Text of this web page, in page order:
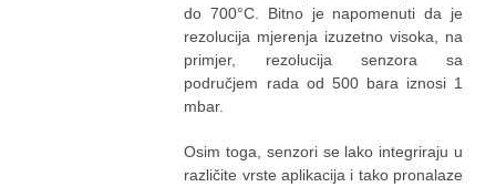
do 700°C. Bitno je napomenuti da je
rezolucija mjerenja izuzetno visoka, na
primjer, rezolucija senzora sa
područjem rada od 500 bara iznosi 1
mbar.
Osim toga, senzori se lako integriraju u
različite vrste aplikacija i tako pronalaze